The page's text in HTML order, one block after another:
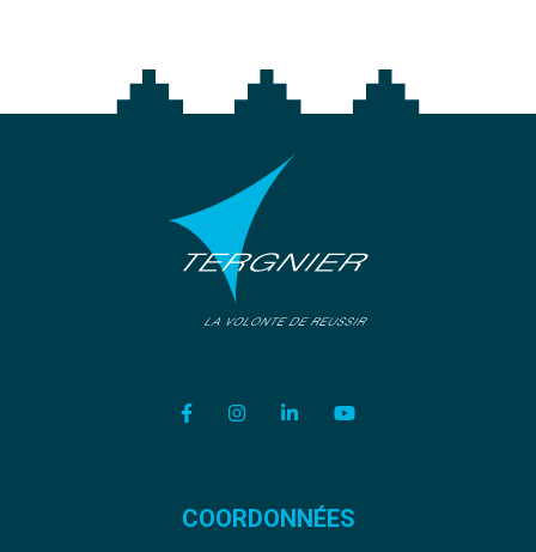
Lien vers le compte Facebook
Lien vers le compte Instagram
Lien vers le compte
Lien vers la chaîne
COORDONNÉES